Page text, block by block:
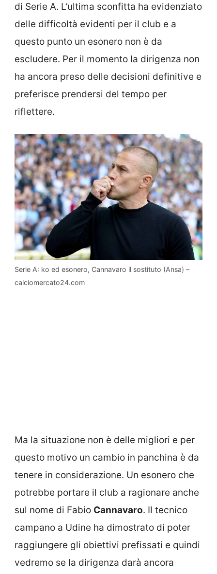
di Serie A. L’ultima sconfitta ha evidenziato
delle difficoltà evidenti per il club e a
questo punto un esonero non è da
escludere. Per il momento la dirigenza non
ha ancora preso delle decisioni definitive e
preferisce prendersi del tempo per
riflettere.
Serie A: ko ed esonero, Cannavaro il sostituto (Ansa) –
calciomercato24.com
Ma la situazione non è delle migliori e per
questo motivo un cambio in panchina è da
tenere in considerazione. Un esonero che
potrebbe portare il club a ragionare anche
sul nome di Fabio Cannavaro. Il tecnico
campano a Udine ha dimostrato di poter
raggiungere gli obiettivi prefissati e quindi
vedremo se la dirigenza darà ancora